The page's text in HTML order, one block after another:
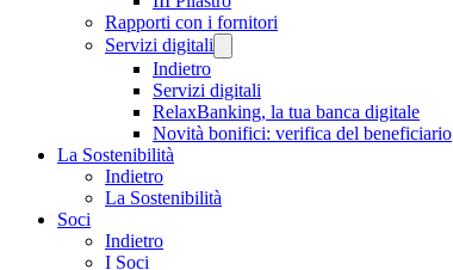
Rapporti con i fornitori
Servizi digitali
Indietro
Servizi digitali
RelaxBanking, la tua banca digitale
Novità bonifici: verifica del beneficiario
La Sostenibilità
Indietro
La Sostenibilità
Soci
Indietro
I Soci